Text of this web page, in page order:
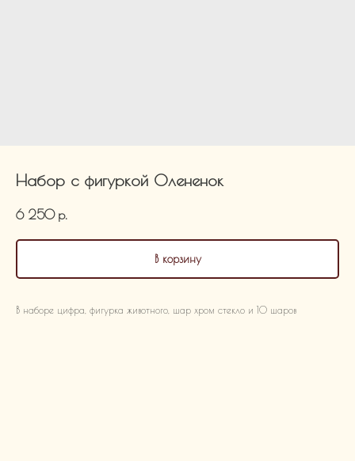
Набор с фигуркой Олененок
6 250 р.
В корзину
В наборе цифра, фигурка животного, шар хром стекло и 10 шаров